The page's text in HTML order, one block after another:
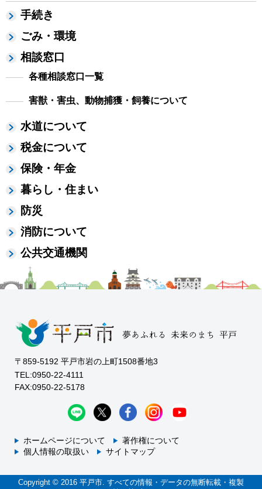
手続き
ごみ・環境
相談窓口
各種相談窓口一覧
害獣・害虫、動物捕獲・飼養について
水道について
税金について
保険・年金
暮らし・住まい
防災
消防について
公共交通機関
〒859-5192 平戸市岩の上町1508番地3
TEL:0950-22-4111
FAX:0950-22-5178
ホームページについて
著作権について
個人情報の取扱い
サイトマップ
Copyright © 2016 平戸市. すべての情報・データの無断転載・複製